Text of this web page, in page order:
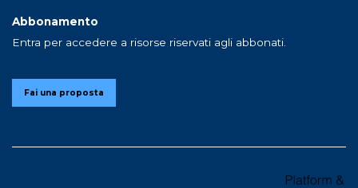
Abbonamento
Entra per accedere a risorse riservati agli abbonati.
Fai una proposta